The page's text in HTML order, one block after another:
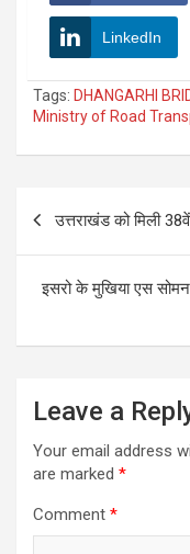
LinkedIn
Tags: DHANGARHI
Ministry of Road
उत्तराखंड को मिली
इसरो के मुखिया एस
Leave a
Your email address
are marked *
Comment *